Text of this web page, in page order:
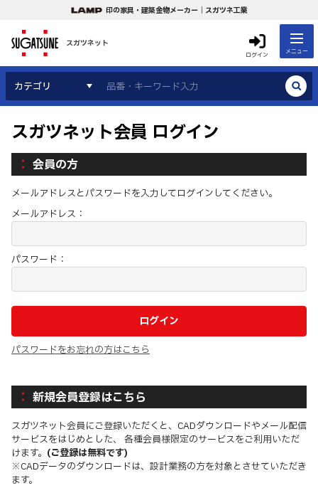
印の家具・建築金物メーカー｜スガツネ工業
スガツネット
ログイン メニュー
カテゴリ
スガツネット会員 ログイン
会員の方
メールアドレスとパスワードを入力してログインしてください。
メールアドレス：
パスワード：
パスワードをお忘れの方はこちら
新規会員登録はこちら
スガツネット会員にご登録いただくと、CADダウンロードやメール配信
サービスをはじめとした、 各種会員様限定のサービスをご利用いただ
けます。 (ご登録は無料です)
※CADデータのダウンロードは、設計業務の方を対象とさせていただき
ます。